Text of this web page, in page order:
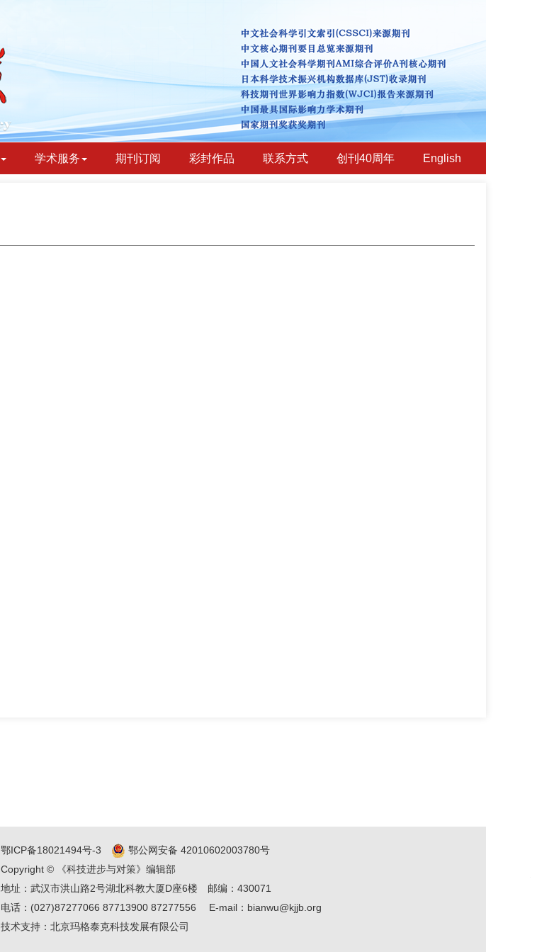
学术服务 期刊订阅 彩封作品 联系方式 创刊40周年 English
鄂ICP备18021494号-3
鄂公网安备 42010602003780号
Copyright © 《科技进步与对策》编辑部
地址：武汉市洪山路2号湖北科教大厦D座6楼 邮编：430071
电话：(027)87277066 87713900 87277556
E-mail：bianwu@kjjb.org
技术支持： 北京玛格泰克科技发展有限公司